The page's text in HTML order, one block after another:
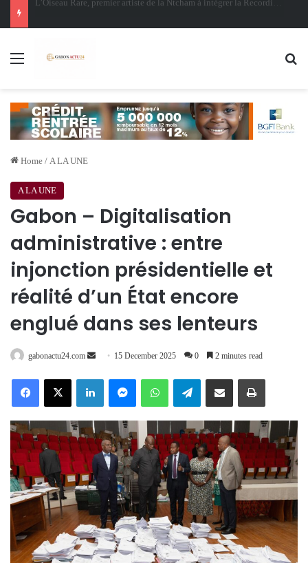
Menu
Home / A LA UNE
A LA UNE
Gabon – Digitalisation
administrative : entre
injonction présidentielle et
réalité d’un État encore
englué dans ses lenteurs
gabonactu24.com
Send 15 December 2025 0 2 minutes read
FacebookX LinkedInMessengerWhatsAppTelegramShare via Email Print